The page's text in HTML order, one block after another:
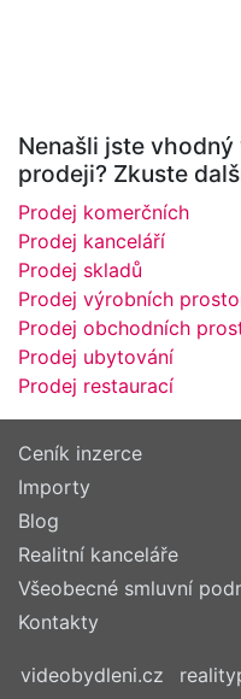
Nenašli jste
prodeji? Zkuste
Prodej komerčních
Prodej kanceláří
Prodej skladů
Prodej výrobních
Prodej obchodních
Prodej ubytování
Prodej restaurací
Ceník inzerce
Importy
Blog
Realitní kanceláře
Všeobecné smluvní
Kontakty
videobydleni.cz